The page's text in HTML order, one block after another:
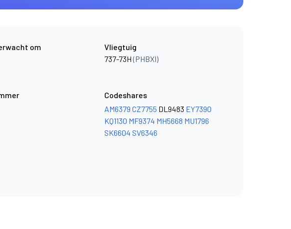
om
Vliegtuig
737-73H(PHBXI)
Codeshares
AM6379 CZ7755 DL9483 EY7390
KQ1130 MF9374 MH5668 MU1796
SK6604 SV6346